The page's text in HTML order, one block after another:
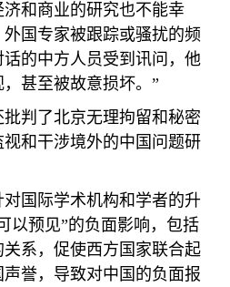
和商业的研究也不能幸
国专家被跟踪或骚扰的频
的中方人员受到讯问，他
甚至被故意损坏。”
判了北京无理拘留和秘密
和干涉境外的中国问题研
国际学术机构和学者的升
以预见”的负面影响，包括
系，促使西方国家联合起
誉，导致对中国的负面报